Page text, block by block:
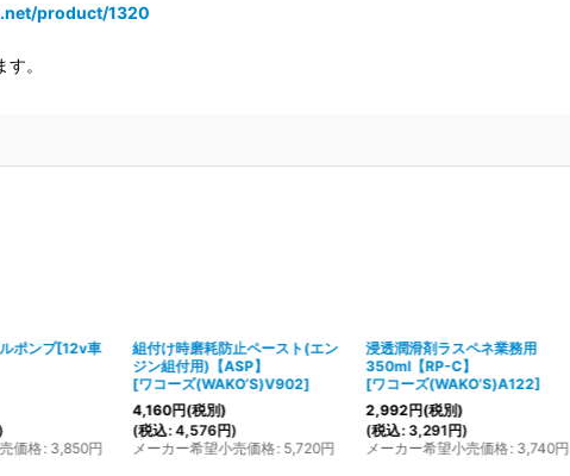
product/1320
す。
ポンプ[12v車
価格: 3,850円
組付け時磨耗防止ペースト(エン
ジン組付用)【ASP】
[ワコーズ(WAKO’S)V902]
4,160円(税別)
(税込: 4,576円)
メーカー希望小売価格: 5,720円
浸透潤滑剤ラスペネ業務用
350ml【RP-C】
[ワコーズ(WAKO’S)A122]
2,992円(税別)
(税込: 3,291円)
メーカー希望小売価格: 3,740円